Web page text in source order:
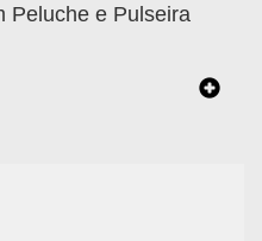
Peluche e Pulseira